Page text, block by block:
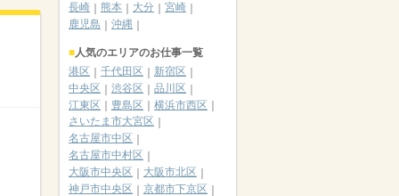
長崎
熊本 大分
宮崎
鹿児島
沖縄
人気のエリアのお仕事一覧
港区
千代田区
新宿区
中央区
渋谷区
品川区
江東区
豊島区
横浜市西区
さいたま市大宮区
名古屋市中区
名古屋市中村区
大阪市中央区
大阪市北区
神戸市中央区
京都市下京区